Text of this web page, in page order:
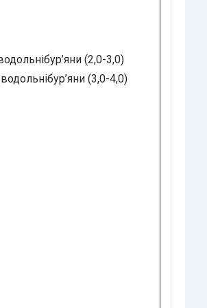
(2,0-3,0)
(3,0-4,0)